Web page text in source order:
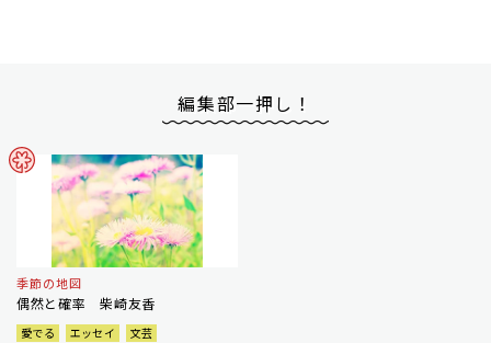
編集部一押し！
季節の地図
偶然と確率 柴崎友香
愛でる エッセイ
文芸